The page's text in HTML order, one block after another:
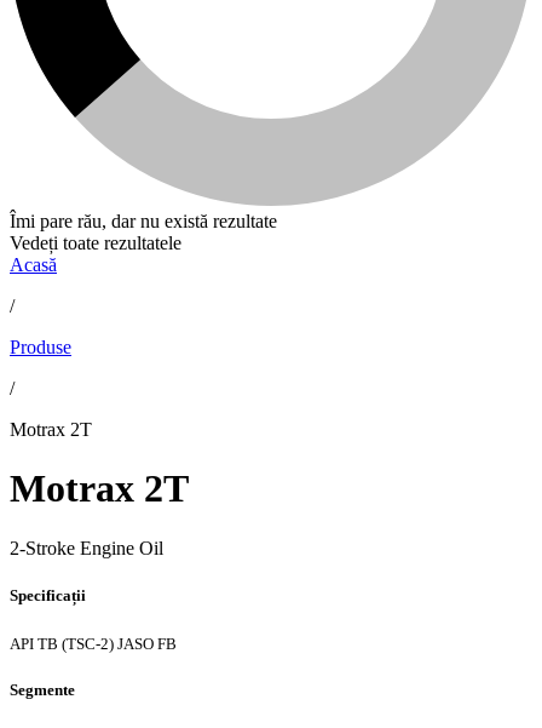
Îmi pare rău, dar nu există rezultate
Vedeți toate rezultatele
Acasă
/
Produse
/
Motrax 2T
Motrax 2T
2-Stroke Engine Oil
Specificații
API TB (TSC-2) JASO FB
Segmente